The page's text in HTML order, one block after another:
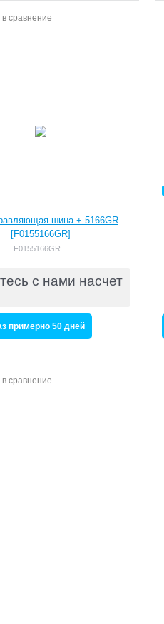
сравнение
шина + 5166GR
[F0155166GR]
F0155166GR
с нами насчет
примерно 50 дней
сравнение